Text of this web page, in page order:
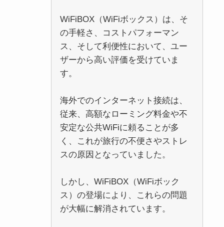
WiFiBOX（WiFiボックス）は、そ
の手軽さ、コストパフォーマン
ス、そして利便性において、ユー
ザーから高い評価を受けていま
す。
海外でのインターネット接続は、
従来、高額なローミング料金や不
安定な公共WiFiに頼ることが多
く、これが旅行の不便さやストレ
スの原因となっていました。
しかし、WiFiBOX（WiFiボック
ス）の登場により、これらの問題
が大幅に解消されています。